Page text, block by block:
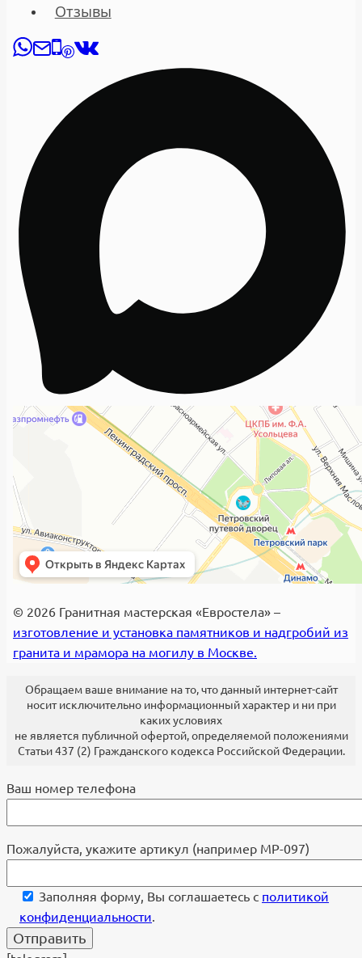
Отзывы
© 2026 Гранитная мастерская «Евростела» –
изготовление и установка памятников и надгробий из
гранита и мрамора на могилу в Москве.
Обращаем ваше внимание на то, что данный интернет-сайт
носит исключительно информационный характер и ни при
каких условиях
не является публичной офертой, определяемой положениями
Статьи 437 (2) Гражданского кодекса Российской Федерации.
Ваш номер телефона
Пожалуйста, укажите артикул (например МР-097)
Заполняя форму, Вы соглашаетесь с политикой
конфиденциальности.